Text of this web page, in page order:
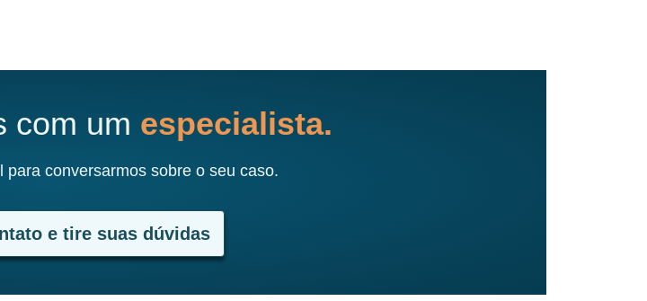
com um especialista.
para conversarmos sobre o seu caso.
e tire suas dúvidas